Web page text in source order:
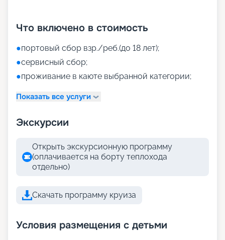
Что включено в стоимость
●портовый сбор взр./реб.(до 18 лет);
●сервисный сбор;
●проживание в каюте выбранной категории;
Показать все услуги
Экскурсии
Открыть экскурсионную программу
(оплачивается на борту теплохода
отдельно)
Скачать программу круиза
Условия размещения с детьми